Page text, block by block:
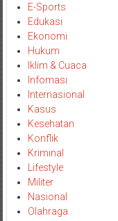
E-Sports
Edukasi
Ekonomi
Hukum
Iklim & Cuaca
Infomasi
Internasional
Kasus
Kesehatan
Konflik
Kriminal
Lifestyle
Militer
Nasional
Olahraga